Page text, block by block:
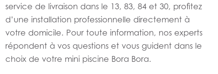
service de livraison dans le 13, 83, 84 et 30, profitez
d’une installation professionnelle directement à
votre domicile. Pour toute information, nos experts
répondent à vos questions et vous guident dans le
choix de votre mini piscine Bora Bora.